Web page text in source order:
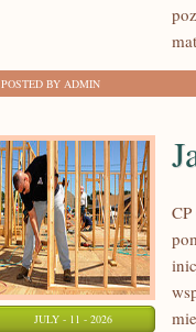
POSTED BY ADMIN
JULY - 11 - 2026